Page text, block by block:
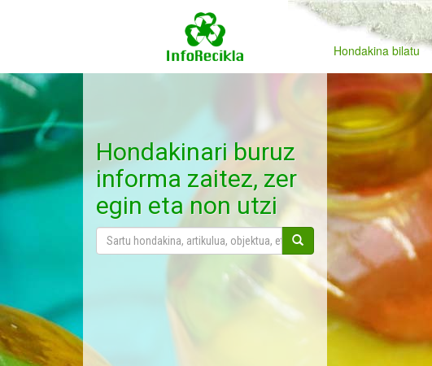
Hondakina bilatu
Hondakinari buruz
informa zaitez, zer
egin eta non utzi